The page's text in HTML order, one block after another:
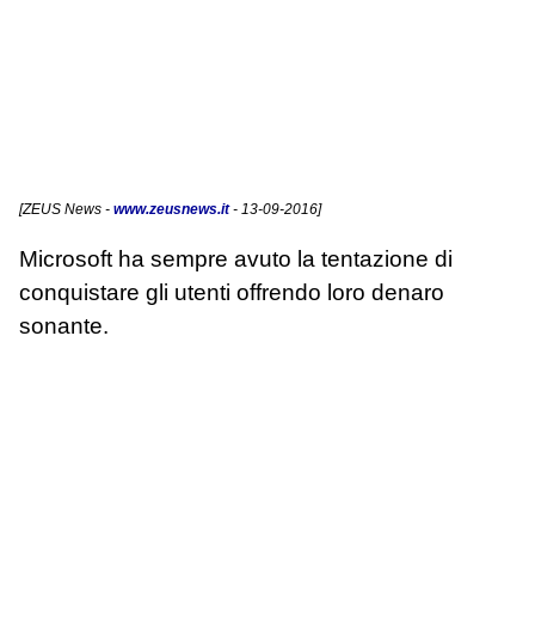
[ZEUS News - www.zeusnews.it- 13-09-2016]
Microsoft ha sempre avuto la tentazione di
conquistare gli utenti offrendo loro denaro
sonante.